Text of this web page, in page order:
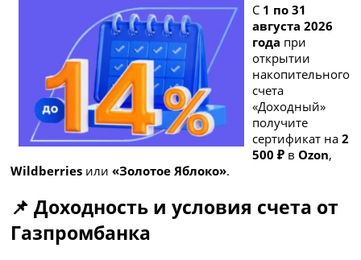
С 1 по 31
августа 2026
года при
открытии
накопительного
счета
«Доходный»
получите
сертификат на2
500 ₽ вOzon,
Wildberries или«Золотое Яблоко».
📌 Доходность и условия счета от
Газпромбанка